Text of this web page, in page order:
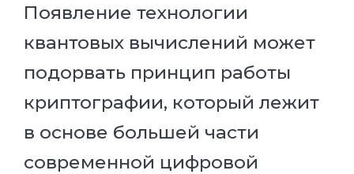
Появление технологии
квантовых вычислений может
подорвать принцип работы
криптографии, который лежит
в основе большей части
современной цифровой